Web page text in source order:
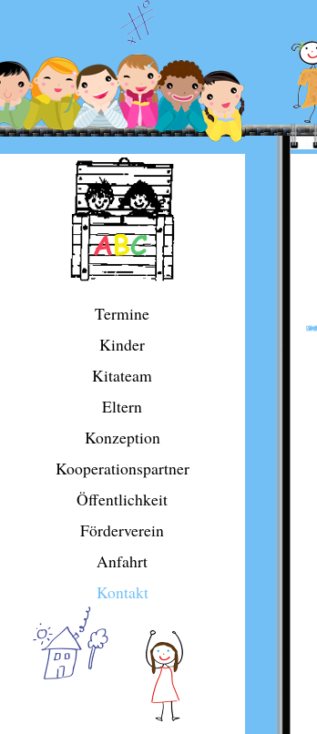
Termine
Kinder
Kitateam
Eltern
Konzeption
Kooperationspartner
Öffentlichkeit
Förderverein
Anfahrt
Kontakt